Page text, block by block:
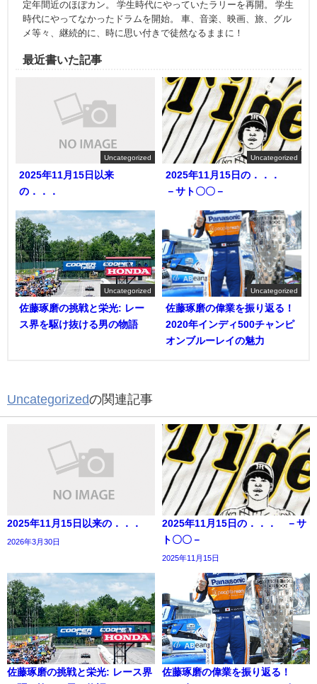
定年間近のほぼカン。 学生時代にやっていたラリーを再開。 学生
時代にやってなかったドラムを開始。 車、音楽、映画、旅、グル
メ等々、継続的に、時に思い付きで徒然なるままに！
最近書いた記事
Uncategorized
2025年11月15日以来
の．．．
Uncategorized
2025年11月15日の．．．
－サト〇〇－
Uncategorized
佐藤琢磨の挑戦と栄光: レー
ス界を駆け抜ける男の物語
Uncategorized
佐藤琢磨の偉業を振り返る！
2020年インディ500チャンピ
オンブルーレイの魅力
Uncategorizedの関連記事
2025年11月15日以来の．．．
2026年3月30日
2025年11月15日の．．． －サ
ト〇〇－
2025年11月15日
佐藤琢磨の挑戦と栄光: レース界
佐藤琢磨の偉業を振り返る！